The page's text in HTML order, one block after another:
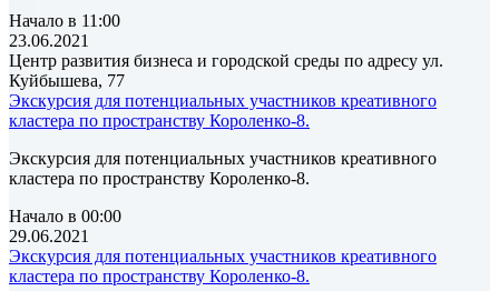
Начало в 11:00
23.06.2021
Центр развития бизнеса и городской среды по адресу ул.
Куйбышева, 77
Экскурсия для потенциальных участников креативного
кластера по пространству Короленко-8.
Экскурсия для потенциальных участников креативного
кластера по пространству Короленко-8.
Начало в 00:00
29.06.2021
Экскурсия для потенциальных участников креативного
кластера по пространству Короленко-8.